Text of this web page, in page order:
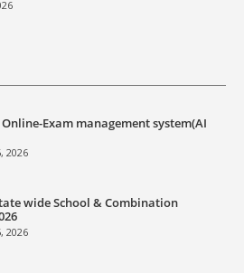
Online-Exam management system(AI
2026
wide School & Combination
2026